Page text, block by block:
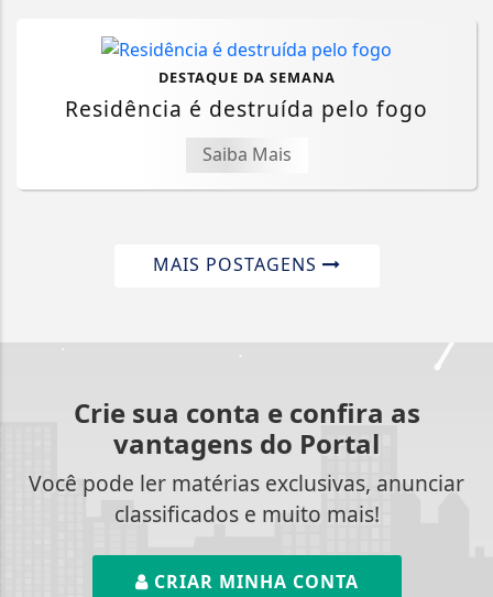
DESTAQUE DA SEMANA
Residência é destruída pelo fogo
Saiba Mais
MAIS POSTAGENS
Crie sua conta e confira as
vantagens do Portal
Você pode ler matérias exclusivas, anunciar
classificados e muito mais!
CRIAR MINHA CONTA